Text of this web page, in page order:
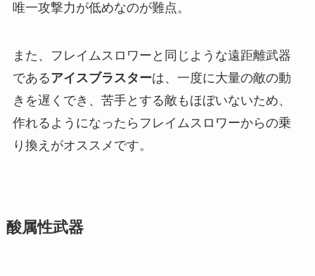
唯一攻撃力が低めなのが難点。
また、フレイムスロワーと同じような遠距離武器
であるアイスブラスターは、一度に大量の敵の動
きを遅くでき、苦手とする敵もほぼいないため、
作れるようになったらフレイムスロワーからの乗
り換えがオススメです。
酸属性武器